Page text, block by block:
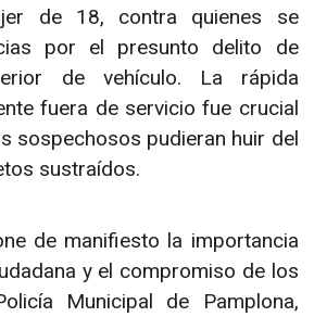
de 18, contra quienes se
por el presunto delito de
de vehículo. La rápida
fuera de servicio fue crucial
sospechosos pudieran huir del
sustraídos.
de manifiesto la importancia
y el compromiso de los
Municipal de Pamplona,